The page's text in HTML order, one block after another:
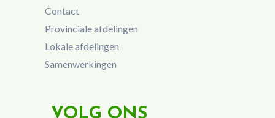
Contact
Provinciale afdelingen
Lokale afdelingen
Samenwerkingen
VOLG ONS